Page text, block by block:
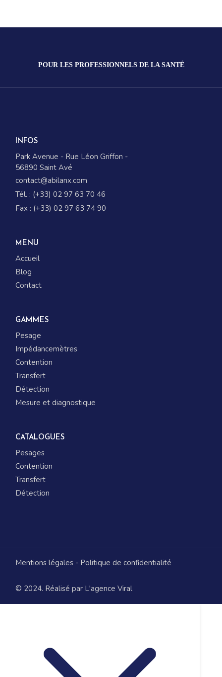
POUR LES PROFESSIONNELS DE LA SANTÉ
INFOS
Park Avenue - Rue Léon Griffon -
56890 Saint Avé
contact@abilanx.com
Tél. : (+33) 02 97 63 70 46
Fax : (+33) 02 97 63 74 90
MENU
Accueil
Blog
Contact
GAMMES
Pesage
Impédancemètres
Contention
Transfert
Détection
Mesure et diagnostique
CATALOGUES
Pesages
Contention
Transfert
Détection
Mentions légales - Politique de confidentialité
© 2024. Réalisé par L'agence Viral